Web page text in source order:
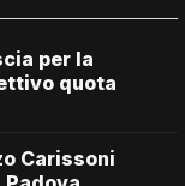
per la
quota
Carissoni